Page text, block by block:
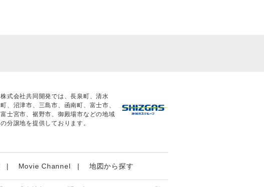
株式会社共同開発では、長泉町、清水
町、沼津市、三島市、函南町、富士市、
富士宮市、裾野市、御殿場市などの地域
の分譲地を提供しております。
Movie Channel 地図から探す